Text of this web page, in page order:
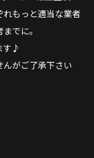
れもっと適当な業者
でに。
す♪
がご了承下さい